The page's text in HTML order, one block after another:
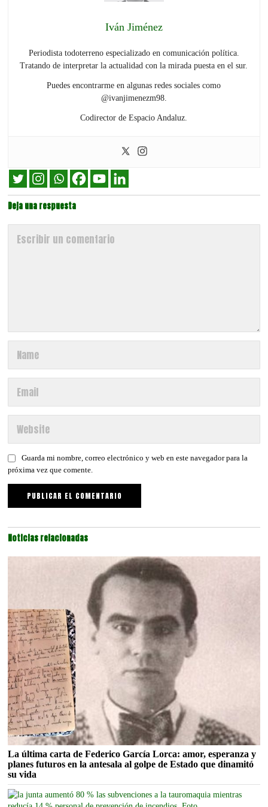
Iván Jiménez
Periodista todoterreno especializado en comunicación política.
Tratando de interpretar la actualidad con la mirada puesta en el sur.
Puedes encontrarme en algunas redes sociales como
@ivanjimenezm98.
Codirector de Espacio Andaluz.
Deja una respuesta
Guarda mi nombre, correo electrónico y web en este navegador para la
próxima vez que comente.
Noticias relacionadas
La última carta de Federico García Lorca: amor, esperanza y
planes futuros en la antesala al golpe de Estado que dinamitó
su vida